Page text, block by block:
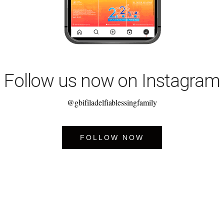
Follow us now on Instagram
@gbifiladelfiablessingfamily
FOLLOW NOW